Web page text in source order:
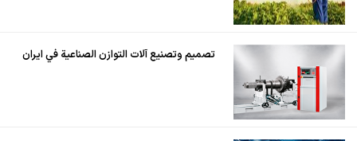
تصميم وتصنيع آلات التوازن الصناعية في ايران